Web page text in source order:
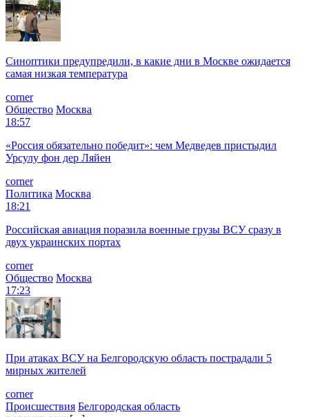
Синоптики предупредили, в какие дни в Москве ожидается
самая низкая температура
corner
Общество Москва
18:57
«Россия обязательно победит»: чем Медведев пристыдил
Урсулу фон дер Ляйен
corner
Политика Москва
18:21
Российская авиация поразила военные грузы ВСУ сразу в
двух украинских портах
corner
Общество Москва
17:23
При атаках ВСУ на Белгородскую область пострадали 5
мирных жителей
corner
Происшествия Белгородская область